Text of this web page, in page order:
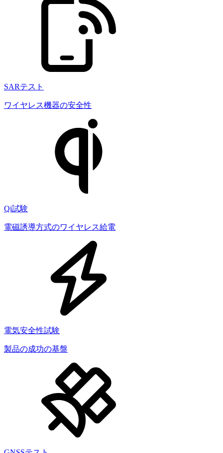
SARテスト
ワイヤレス機器の安全性
Qi試験
電磁誘導方式のワイヤレス給電
電気安全性試験
製品の成功の基盤